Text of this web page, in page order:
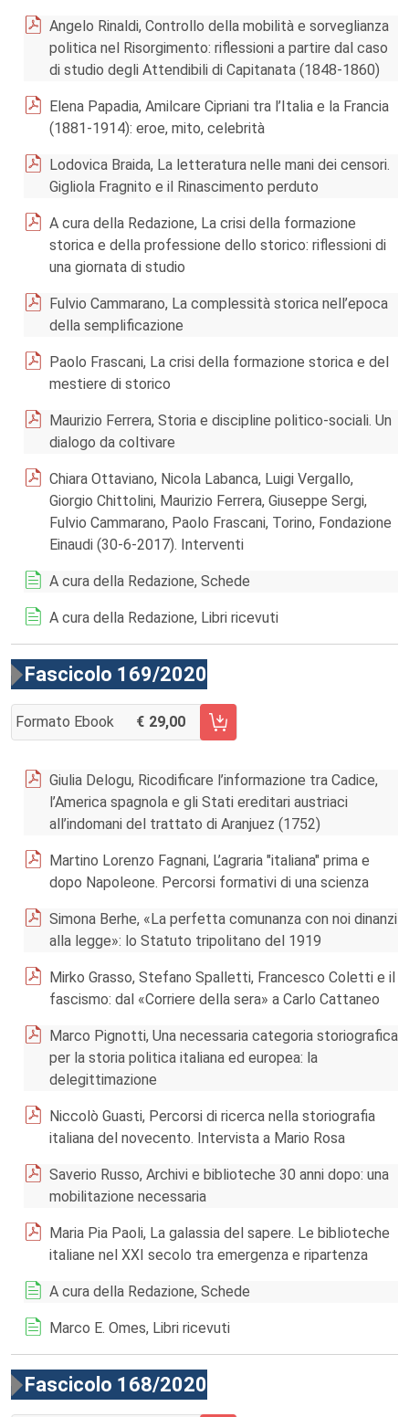
Angelo Rinaldi, Controllo della mobilità e sorveglianza
politica nel Risorgimento: riflessioni a partire dal caso
di studio degli Attendibili di Capitanata (1848-1860)
Elena Papadia, Amilcare Cipriani tra l’Italia e la Francia
(1881-­1914): eroe, mito, celebrità
Lodovica Braida, La letteratura nelle mani dei censori.
Gigliola Fragnito e il Rinascimento perduto
A cura della Redazione, La crisi della formazione
storica e della professione dello storico: riflessioni di
una giornata di studio
Fulvio Cammarano, La complessità storica nell’epoca
della semplificazione
Paolo Frascani, La crisi della formazione storica e del
mestiere di storico
Maurizio Ferrera, Storia e discipline politico-­sociali. Un
dialogo da coltivare
Chiara Ottaviano, Nicola Labanca, Luigi Vergallo,
Giorgio Chittolini, Maurizio Ferrera, Giuseppe Sergi,
Fulvio Cammarano, Paolo Frascani, Torino, Fondazione
Einaudi (30-6-2017). Interventi
A cura della Redazione, Schede
A cura della Redazione, Libri ricevuti
Fascicolo 169/2020
Formato Ebook 29,00
AGGIUNGI AL CARRELLO FASCICOLO 169/2020
Giulia Delogu, Ricodificare l’informazione tra Cadice,
l’America spagnola e gli Stati ereditari austriaci
all’indomani del trattato di Aranjuez (1752)
Martino Lorenzo Fagnani, L’agraria "italiana" prima e
dopo Napoleone. Percorsi formativi di una scienza
Simona Berhe, «La perfetta comunanza con noi dinanzi
alla legge»: lo Statuto tripolitano del 1919
Mirko Grasso, Stefano Spalletti, Francesco Coletti e il
fascismo: dal «Corriere della sera» a Carlo Cattaneo
Marco Pignotti, Una necessaria categoria storiografica
per la storia politica italiana ed europea: la
delegittimazione
Niccolò Guasti, Percorsi di ricerca nella storiografia
italiana del novecento. Intervista a Mario Rosa
Saverio Russo, Archivi e biblioteche 30 anni dopo: una
mobilitazione necessaria
Maria Pia Paoli, La galassia del sapere. Le biblioteche
italiane nel XXI secolo tra emergenza e ripartenza
A cura della Redazione, Schede
Marco E. Omes, Libri ricevuti
Fascicolo 168/2020